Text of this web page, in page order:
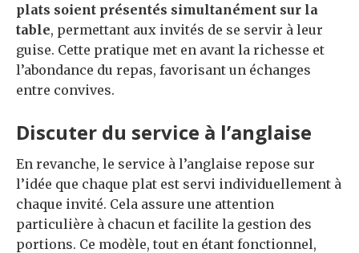
plats soient présentés simultanément sur la
table, permettant aux invités de se servir à leur
guise. Cette pratique met en avant la richesse et
l’abondance du repas, favorisant un échanges
entre convives.
Discuter du service à l’anglaise
En revanche, le service à l’anglaise repose sur
l’idée que chaque plat est servi individuellement à
chaque invité. Cela assure une attention
particulière à chacun et facilite la gestion des
portions. Ce modèle, tout en étant fonctionnel,